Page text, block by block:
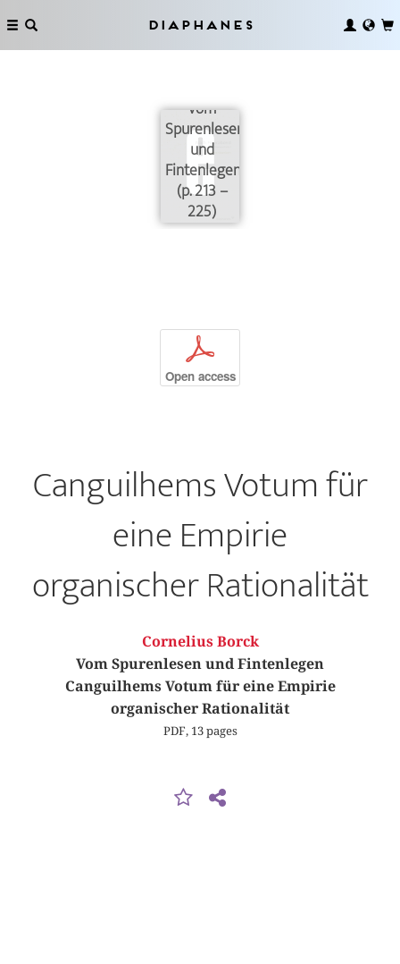
Diaphanes
Vom
Spurenlesen
und
Fintenlegen
(p. 213 –
225)
p
Open access
Canguilhems Votum für
eine Empirie
organischer Rationalität
Cornelius Borck
Vom Spurenlesen und Fintenlegen
Canguilhems Votum für eine Empirie
organischer Rationalität
PDF, 13 pages